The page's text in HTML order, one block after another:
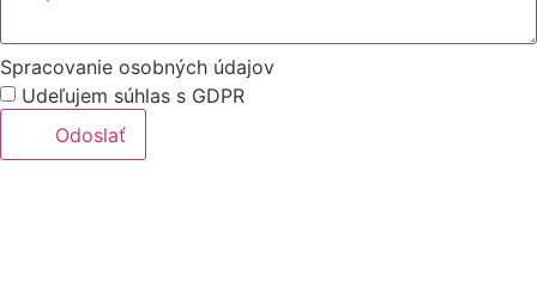
Spracovanie osobných údajov
Udeľujem súhlas s GDPR
Odoslať